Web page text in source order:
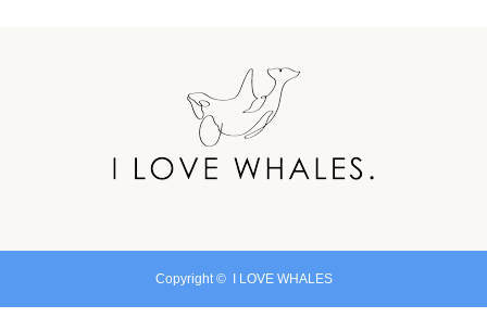
Copyright © I LOVE WHALES